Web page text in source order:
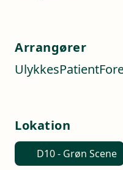
Arrangører
Lokation
D10 - Grøn Scene